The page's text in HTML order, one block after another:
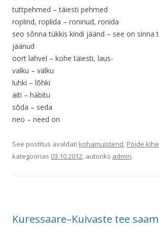
tuttpehmed – täiesti pehmed
roplind, roplida – roninud, ronida
seo sõnna tükkis kindi jäänd – see on sinna
jäänud
oort lahvel – kohe täiesti, laus-
valku – välku
luhki – lõhki
äiti – häbitu
sõda – seda
neo – need on
See postitus avaldati kohamuistend, Pöide
kategoorias 03.10.2012, autoriks admin.
Kuressaare–Kuivaste tee